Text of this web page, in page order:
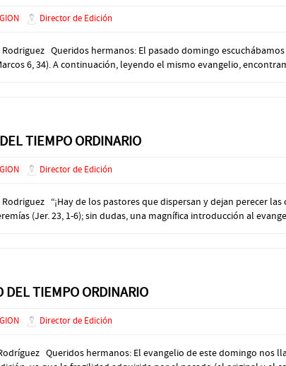
Director de Edición
Rodriguez Queridos hermanos: El pasado domingo
6, 34). A continuación, leyendo el mismo evangelio,
TIEMPO ORDINARIO
Director de Edición
“¡Hay de los pastores que dispersan y dejan perecer
(Jer. 23, 1-6); sin dudas, una magnífica introducción al
DEL TIEMPO ORDINARIO
Director de Edición
Queridos hermanos: El evangelio de este domingo